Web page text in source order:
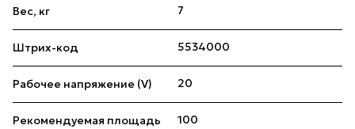
Вес, кг 7
Штрих-код 5534000
Рабочее напряжение (V) 20
Рекомендуемая площадь
100